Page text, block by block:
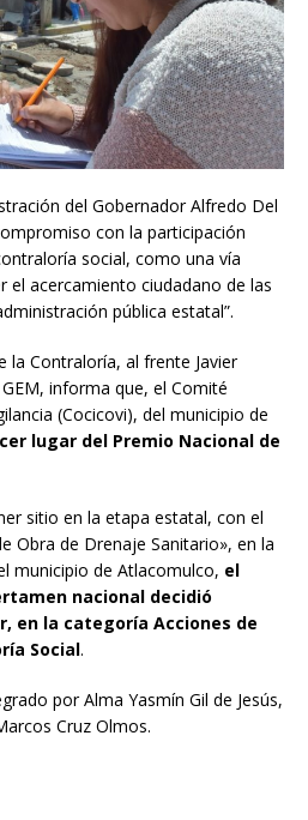
del Gobernador Alfredo Del
con la participación
social, como una vía
el acercamiento ciudadano de las
pública estatal”.
la Contraloría, al frente Javier
informa que, el Comité
(Cocicovi), del municipio de
lugar del Premio Nacional de
sitio en la etapa estatal, con el
Obra de Drenaje Sanitario», en la
municipio de Atlacomulco, el
nacional decidió
en la categoría Acciones de
Social.
por Alma Yasmín Gil de Jesús,
Cruz Olmos.